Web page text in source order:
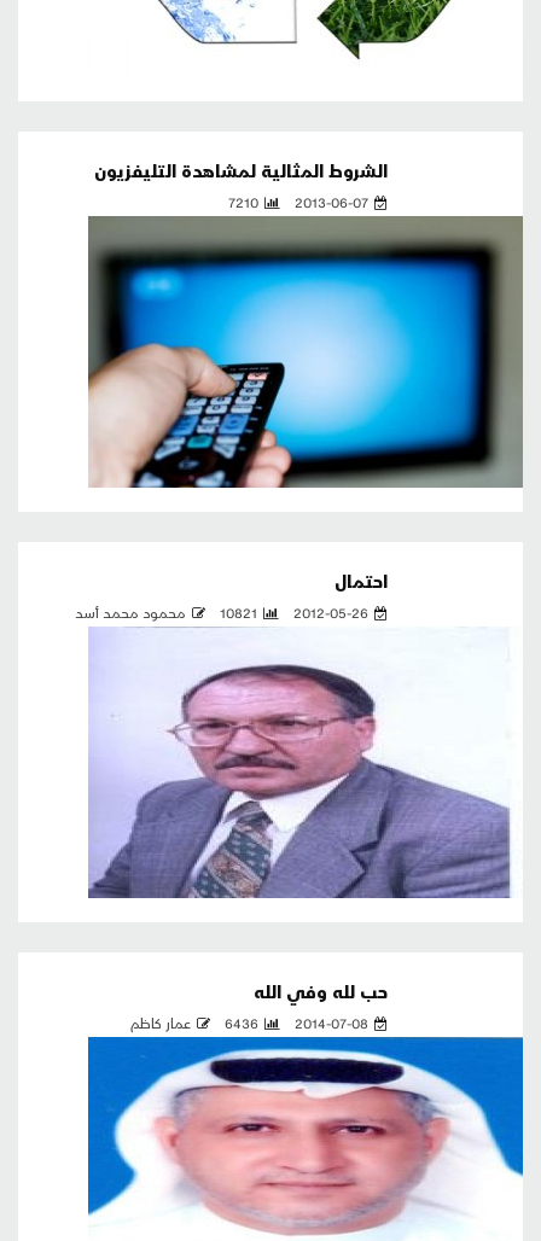
الشروط المثالية لمشاهدة التليفزيون
2013-06-07
7210
احتمال
2012-05-26
10821 محمود محمد أسد
حب لله وفي الله
2014-07-08
6436 عمار كاظم